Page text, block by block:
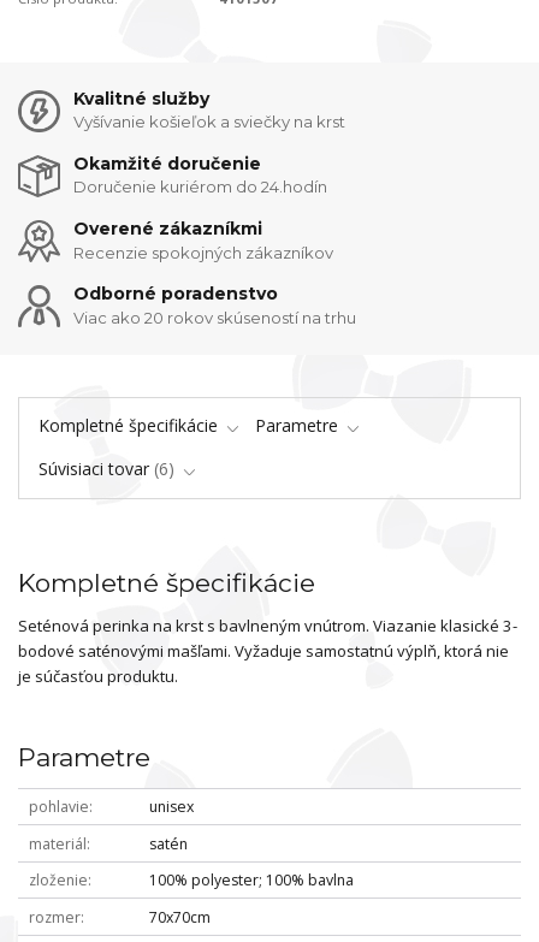
Kvalitné služby
Vyšívanie košieľok a sviečky na krst
Okamžité doručenie
Doručenie kuriérom do 24.hodín
Overené zákazníkmi
Recenzie spokojných zákazníkov
Odborné poradenstvo
Viac ako 20 rokov skúseností na trhu
Kompletné špecifikácie
Parametre
Súvisiaci tovar 6
Kompletné špecifikácie
Seténová perinka na krst s bavlneným vnútrom. Viazanie klasické 3-
bodové saténovými mašľami. Vyžaduje samostatnú výplň, ktorá nie
je súčasťou produktu.
Parametre
pohlavie
unisex
materiál
satén
zloženie
100% polyester; 100% bavlna
rozmer
70x70cm